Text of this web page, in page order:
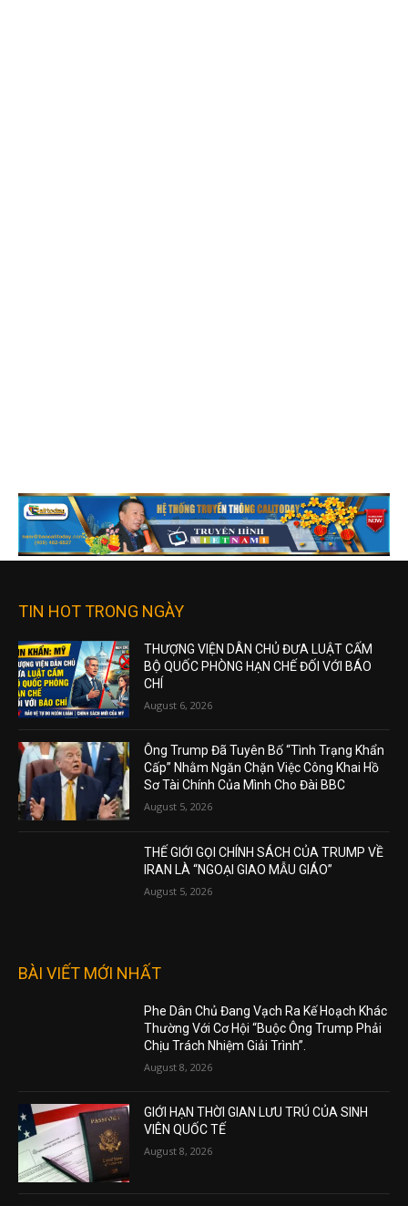
TIN HOT TRONG NGÀY
THƯỢNG VIỆN DÂN CHỦ ĐƯA LUẬT CẤM
BỘ QUỐC PHÒNG HẠN CHẾ ĐỐI VỚI BÁO
CHÍ
August 6, 2026
Ông Trump Đã Tuyên Bố “Tình Trạng Khẩn
Cấp” Nhằm Ngăn Chặn Việc Công Khai Hồ
Sơ Tài Chính Của Mình Cho Đài BBC
August 5, 2026
THẾ GIỚI GỌI CHÍNH SÁCH CỦA TRUMP VỀ
IRAN LÀ “NGOẠI GIAO MẪU GIÁO”
August 5, 2026
BÀI VIẾT MỚI NHẤT
Phe Dân Chủ Đang Vạch Ra Kế Hoạch Khác
Thường Với Cơ Hội “Buộc Ông Trump Phải
Chịu Trách Nhiệm Giải Trình”.
August 8, 2026
GIỚI HẠN THỜI GIAN LƯU TRÚ CỦA SINH
VIÊN QUỐC TẾ
August 8, 2026